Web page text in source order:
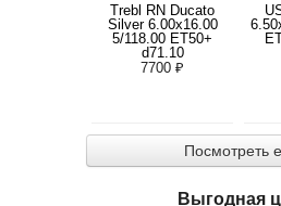
Trebl RN Ducato
Silver 6.00x16.00
5/118.00 ET50+
d71.10
7700 ₽
Посмотреть
Выгодная